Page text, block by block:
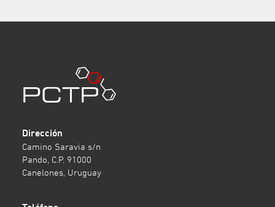
Dirección
Camino Saravia s/n
Pando, C.P. 91000
Canelones, Uruguay